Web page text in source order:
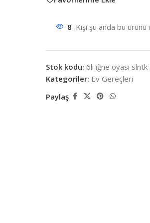
8 Kişi şu anda bu ürünü
Stok kodu: 6lı iğne oyası slntk
Kategoriler: Ev Gereçleri
Paylaş